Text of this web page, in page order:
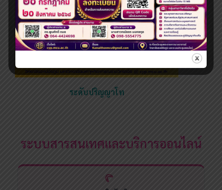
ระดับปริญญาโท
ระบบสารสนเทศและบริการออนไลน์